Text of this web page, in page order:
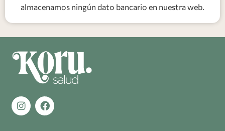
almacenamos ningún dato bancario en nuestra web.